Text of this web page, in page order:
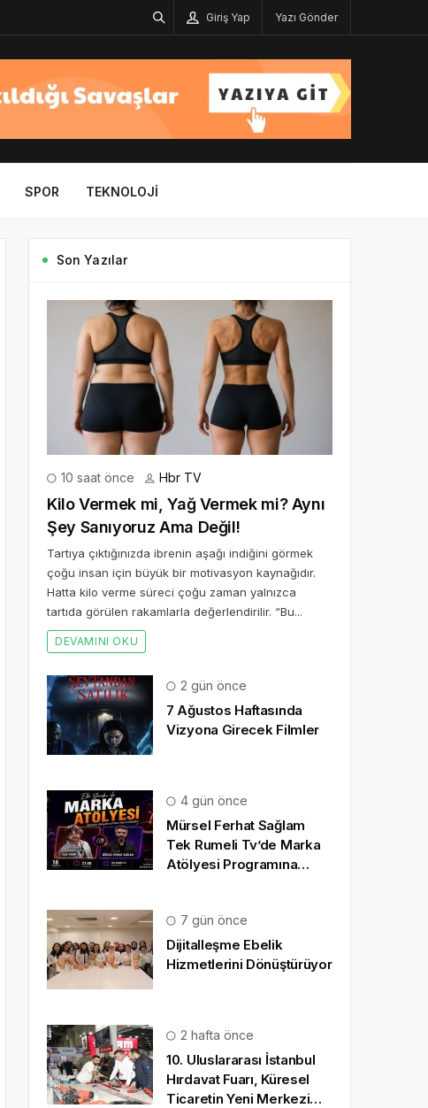
Giriş Yap Yazı Gönder
SPOR TEKNOLOJI
Son Yazılar
10 saat önce Hbr TV
Kilo Vermek mi, Yağ Vermek mi? Aynı
Şey Sanıyoruz Ama Değil!
Tartıya çıktığınızda ibrenin aşağı indiğini görmek
çoğu insan için büyük bir motivasyon kaynağıdır.
Hatta kilo verme süreci çoğu zaman yalnızca
tartıda görülen rakamlarla değerlendirilir. “Bu...
DEVAMINI OKU
2 gün önce
7 Ağustos Haftasında
Vizyona Girecek Filmler
4 gün önce
Mürsel Ferhat Sağlam
Tek Rumeli Tv’de Marka
Atölyesi Programına
7 gün önce
Dijitalleşme Ebelik
Hizmetlerini Dönüştürüyor
2 hafta önce
10. Uluslararası İstanbul
Hırdavat Fuarı, Küresel
Ticaretin Yeni Merkezi